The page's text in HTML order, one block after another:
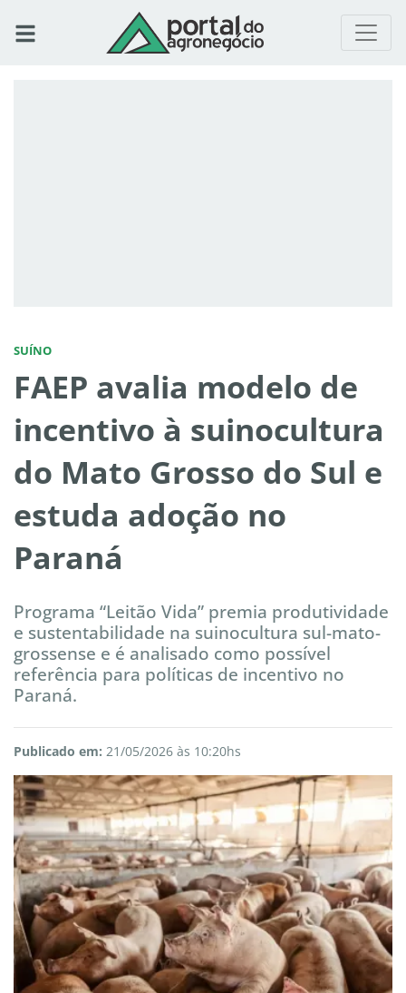
SUÍNO
FAEP avalia modelo de
incentivo à suinocultura
do Mato Grosso do Sul e
estuda adoção no
Paraná
Programa “Leitão Vida” premia produtividade
e sustentabilidade na suinocultura sul-mato-
grossense e é analisado como possível
referência para políticas de incentivo no
Paraná.
Publicado em: 21/05/2026 às 10:20hs